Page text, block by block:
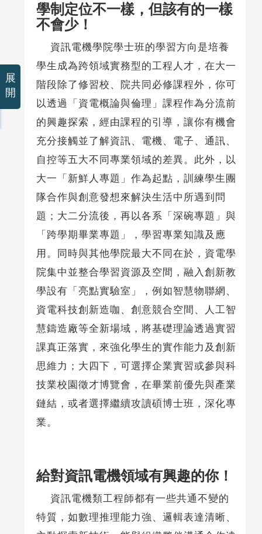
學制定位不一樣，但該有的一樣
不會少！
資訊電機學院學士班的學習方向是培養
學生成為跨領域實務型的工程人才，在大一
階段除了修習校、院共同必修課程外，你可
以透過「資電概論與倫理」課程作為分流前
的興趣探索，經由課程的引導，讓你有機會
充分接觸並了解資訊、電機、電子、通訊、
自控等五大不同專業領域的差異。此外，以
大一「新鮮人專題」作為起點，訓練學生團
隊合作與創意發想來解決生活中所遇到問
題；大二分流後，再以各系「深碗專題」與
「跨學期畢業專題」，學習專業知識及應
用。同時與其他學院最大不同在於，資電學
院集中並整合學習資源及空間，融入創新教
學設有「亮點實驗室」，例如智慧物聯網、
資電科技創新造咖、創意競合空間、人工智
慧鑄造廠等全新場域，將基礎理論透過實習
課真正落實，來強化學生的實作能力及創新
思維力；大四下，可選擇企業實習或參與科
技業校園徵才博覽會，在畢業前優先與產業
鏈結，或者選擇繼續攻讀碩博士班，深化專
業。
給對資訊電機領域有興趣的你！
資訊電機類工程師都有一些共通不變的
特質，如數理推理能力強、邏輯表達清晰、
展
開